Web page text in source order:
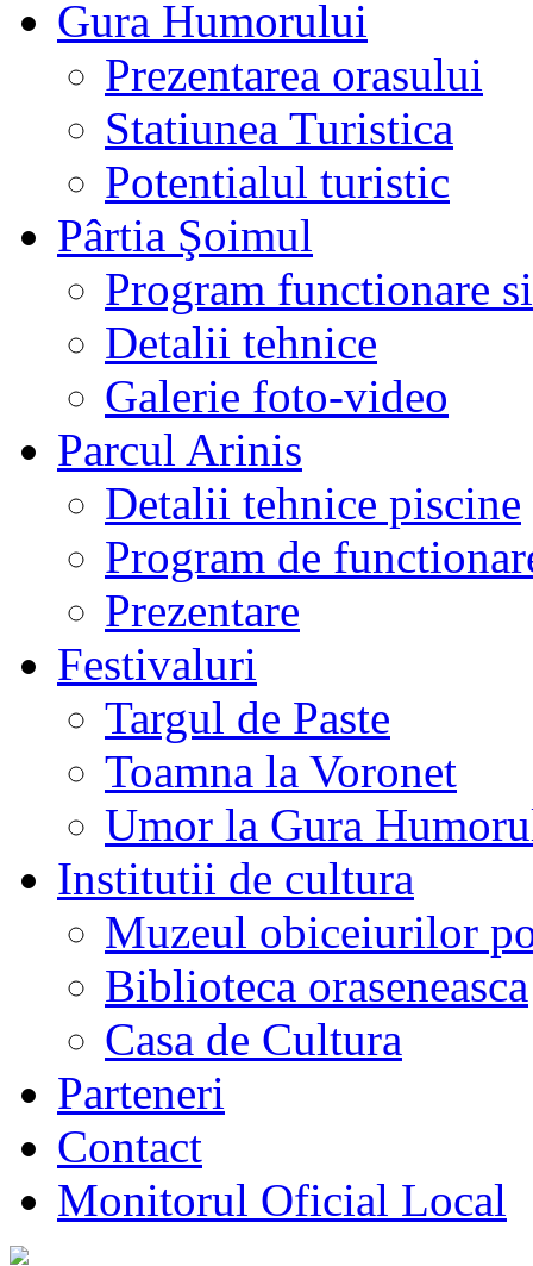
Gura Humorului
Prezentarea orasului
Statiunea Turistica
Potentialul turistic
Pârtia Şoimul
Program functionare
Detalii tehnice
Galerie foto-video
Parcul Arinis
Detalii tehnice piscine
Program de
Prezentare
Festivaluri
Targul de Paste
Toamna la Voronet
Umor la Gura
Institutii de cultura
Muzeul obiceiurilor
Biblioteca oraseneasca
Casa de Cultura
Parteneri
Contact
Monitorul Oficial Local